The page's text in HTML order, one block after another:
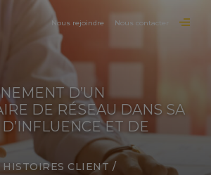
Nous rejoindre Nous contacter
D’UN
DE RÉSEAU DANS SA
ET DE
HISTOIRES CLIENT /